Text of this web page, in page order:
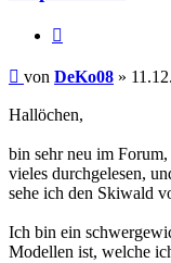
Beitrag
von DeKo08 »
Hallöchen,
bin sehr neu im
vieles durchgelesen,
sehe ich den Skiwald
Ich bin ein
Modellen ist, welche